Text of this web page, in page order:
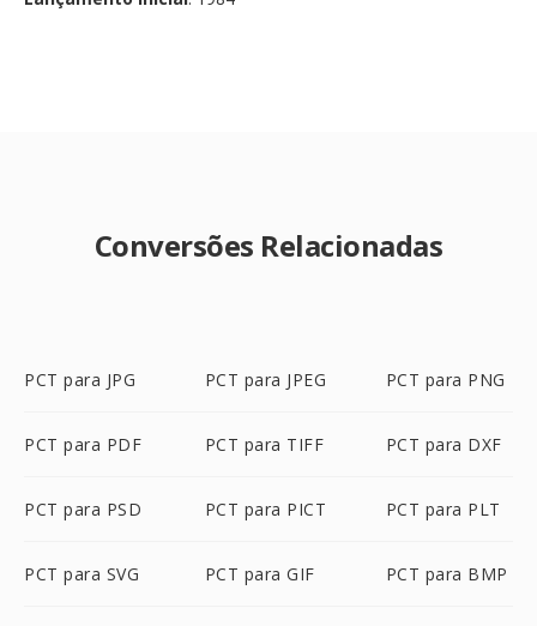
Conversões Relacionadas
PCT para JPG PCT para JPEG PCT para PNG
PCT para PDF PCT para TIFF PCT para DXF
PCT para PSD PCT para PICT PCT para PLT
PCT para SVG PCT para GIF PCT para BMP